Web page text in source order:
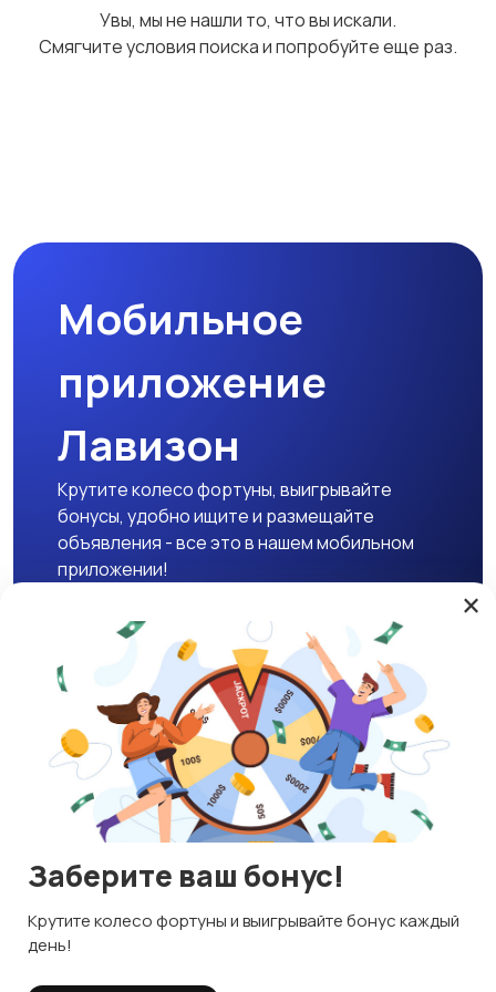
Пончо
Увы, мы не нашли то, что вы искали.
Смягчите условия поиска и попробуйте еще раз.
Мобильное
приложение
Лавизон
Крутите колесо фортуны, выигрывайте
бонусы, удобно ищите и размещайте
объявления - все это в нашем мобильном
приложении!
Скачать APK
Магазины Блог
О нас
Служба поддержки
☕ Поддержать проект
ИНН 592109881601
Используем куки и рекомендательные технологии
Это чтобы сайт работал лучше. Оставаясь с нами, вы
×
Заберите ваш бонус!
Крутите колесо фортуны и выигрывайте бонус каждый
день!